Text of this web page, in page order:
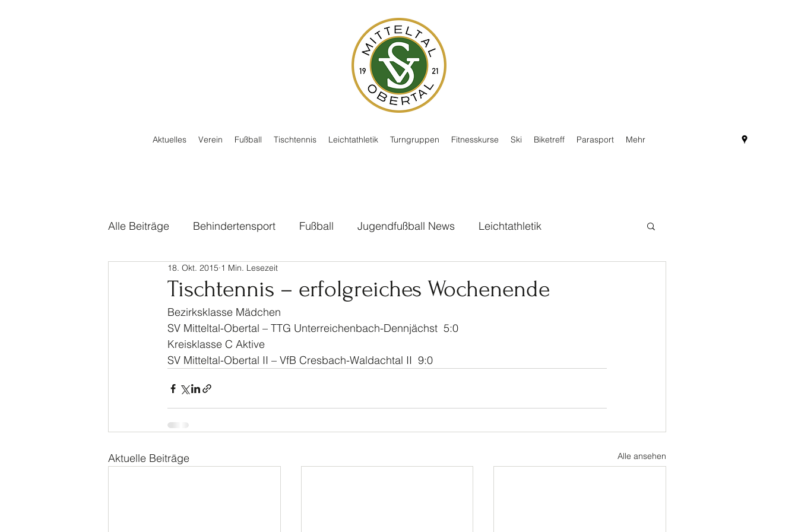
Aktuelles Verein Fußball Tischtennis Leichtathletik Turngruppen Fitnesskurse Ski Biketreff Parasport Mehr
Alle Beiträge Behindertensport Fußball Jugendfußball News Leichtathletik
Sinalco Cup 2020 Tischtennis
Allgemein Parasport Kinderturnen
Tischtennis – erfolgreiches Wochenende
18. Okt. 2015 1 Min. Lesezeit
Bezirksklasse Mädchen
SV Mitteltal-Obertal – TTG Unterreichenbach-Dennjächst  5:0
Kreisklasse C Aktive
SV Mitteltal-Obertal II – VfB Cresbach-Waldachtal II  9:0
Aktuelle Beiträge Alle ansehen